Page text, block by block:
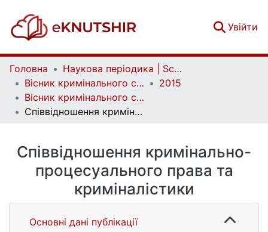
Увійти
Головна
Наукова періодика | Scientific periodicals
Вісник кримінального судочинства | Herald of criminal justice
2015
Вісник кримінального судочинства. № 1
Співвідношення кримінально-процесуального права та криміналістики
Співвідношення кримінально-
процесуального права та
криміналістики
Основні дані публікації